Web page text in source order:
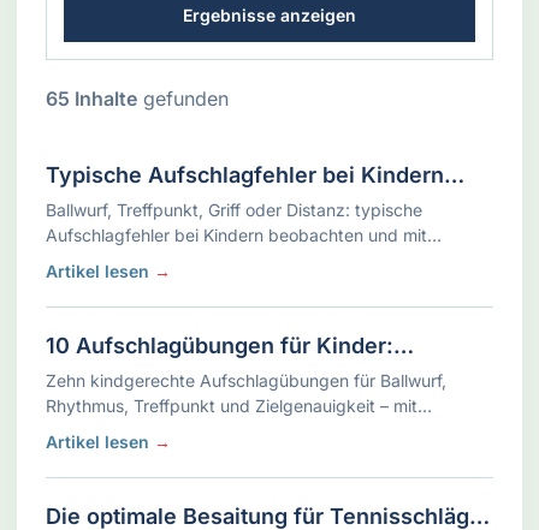
Ergebnisse anzeigen
65 Inhalte gefunden
Typische Aufschlagfehler bei Kindern
erkennen und sinnvoll korrigieren
Ballwurf, Treffpunkt, Griff oder Distanz: typische
Aufschlagfehler bei Kindern beobachten und mit
einfachen Aufgaben sinnvoll korrigieren.
Artikel lesen →
10 Aufschlagübungen für Kinder:
Rhythmus, Treffpunkt und Zielgenauigkeit
Zehn kindgerechte Aufschlagübungen für Ballwurf,
Rhythmus, Treffpunkt und Zielgenauigkeit – mit
einfachen Varianten und Spielformen.
Artikel lesen →
Die optimale Besaitung für Tennisschläger